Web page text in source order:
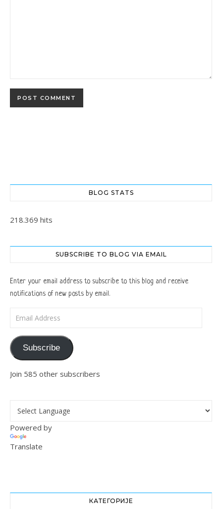
BLOG STATS
218.369 hits
SUBSCRIBE TO BLOG VIA EMAIL
Enter your email address to subscribe to this blog and receive
notifications of new posts by email.
Subscribe
Join 585 other subscribers
Powered by
Translate
КАТЕГОРИЈЕ